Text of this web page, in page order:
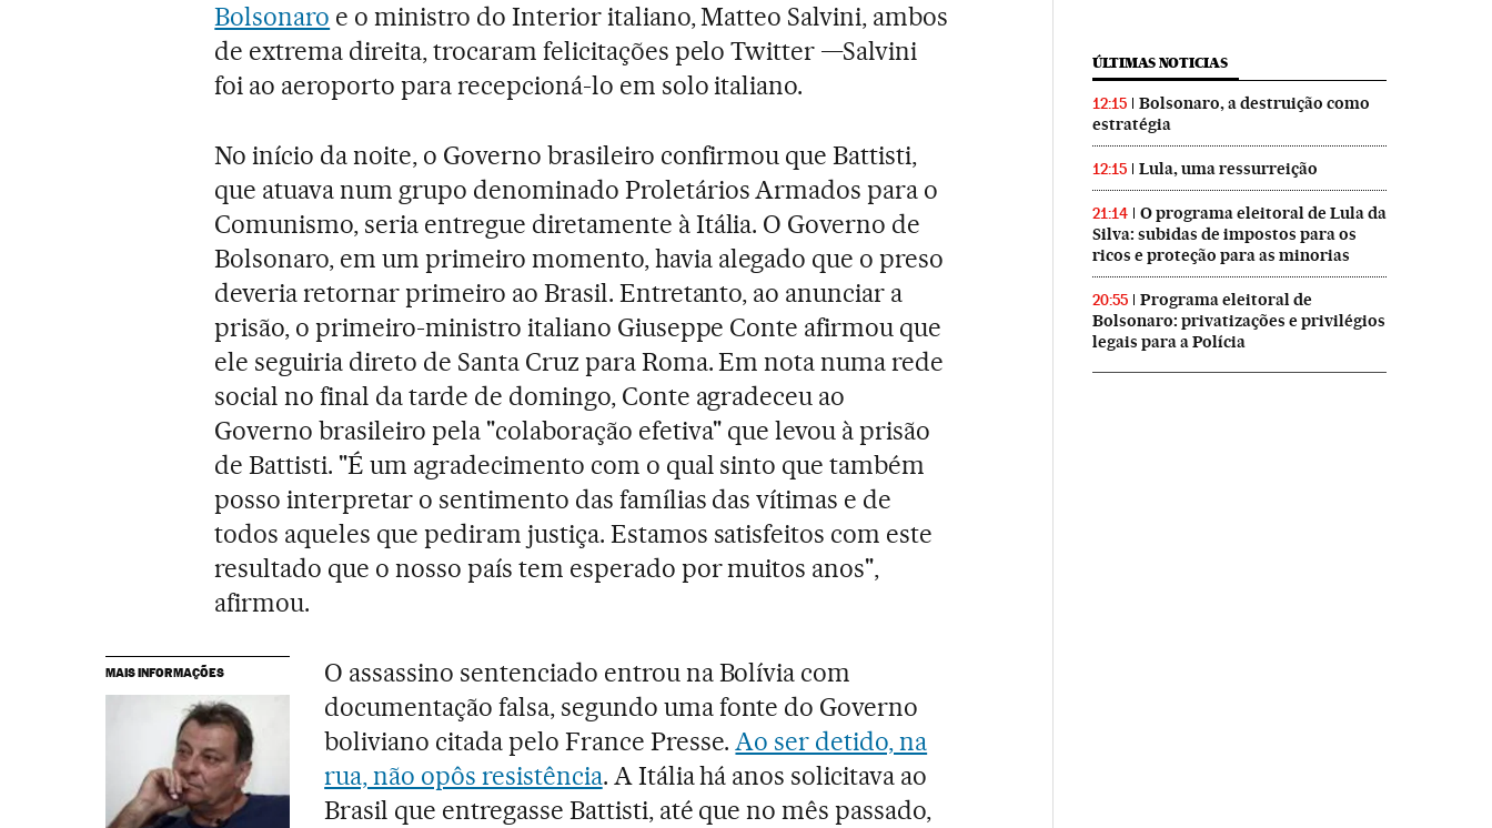
Bolsonaro e o ministro do Interior italiano, Matteo Salvini, ambos
de extrema direita, trocaram felicitações pelo Twitter —Salvini
foi ao aeroporto para recepcioná-lo em solo italiano.
No início da noite, o Governo brasileiro confirmou que Battisti,
que atuava num grupo denominado Proletários Armados para o
Comunismo, seria entregue diretamente à Itália. O Governo de
Bolsonaro, em um primeiro momento, havia alegado que o preso
deveria retornar primeiro ao Brasil. Entretanto, ao anunciar a
prisão, o primeiro-ministro italiano Giuseppe Conte afirmou que
ele seguiria direto de Santa Cruz para Roma. Em nota numa rede
social no final da tarde de domingo, Conte agradeceu ao
Governo brasileiro pela "colaboração efetiva" que levou à prisão
de Battisti. "É um agradecimento com o qual sinto que também
posso interpretar o sentimento das famílias das vítimas e de
todos aqueles que pediram justiça. Estamos satisfeitos com este
resultado que o nosso país tem esperado por muitos anos",
afirmou.
MAIS INFORMAÇÕES
O assassino sentenciado entrou na Bolívia com
documentação falsa, segundo uma fonte do Governo
boliviano citada pelo France Presse.Ao ser detido, na
rua, não opôs resistência. A Itália há anos solicitava ao
Brasil que entregasse Battisti, até que no mês passado,
ÚLTIMAS NOTICIAS
12:15
Bolsonaro, a destruição como
estratégia
12:15 Lula, uma ressurreição
21:14
O programa eleitoral de Lula da
Silva: subidas de impostos para os
ricos e proteção para as minorias
20:55
Programa eleitoral de
Bolsonaro: privatizações e privilégios
legais para a Polícia